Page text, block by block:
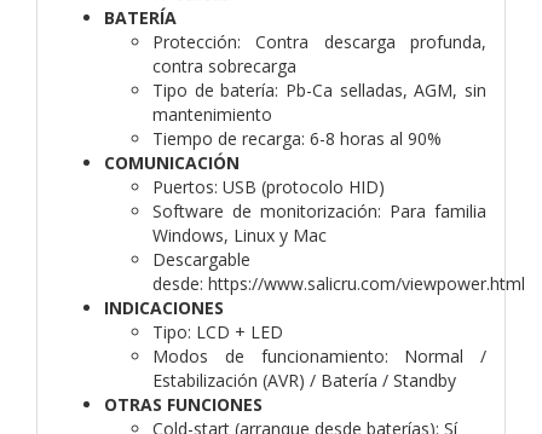
BATERÍA
Protección:Contra descarga profunda,
contra sobrecarga
Tipo de batería: Pb-Ca selladas, AGM, sin
mantenimiento
Tiempo de recarga: 6-8 horas al 90%
COMUNICACIÓN
Puertos: USB (protocolo HID)
Software de monitorización: Para familia
Windows, Linux y Mac
Descargable
desde: https://www.salicru.com/viewpower.html
INDICACIONES
Tipo: LCD + LED
Modos de funcionamiento: Normal /
Estabilización (AVR) / Batería / Standby
OTRAS FUNCIONES
Cold-start (arranque desde baterías): Sí